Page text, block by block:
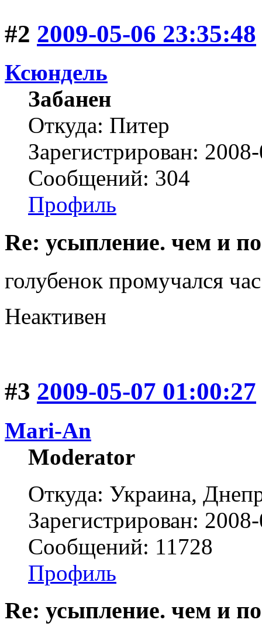
#2 2009-05-06 23:35:48
Ксюндель
Забанен
Откуда: Питер
Зарегистрирован:
Сообщений: 304
Профиль
Re: усыпление. чем и
голубенок промучался
Неактивен
#3 2009-05-07 01:00:27
Mari-An
Moderator
Откуда: Украина,
Зарегистрирован:
Сообщений: 11728
Профиль
Re: усыпление. чем и